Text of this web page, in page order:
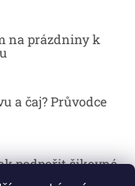
na prázdniny k
a čaj? Průvodce
podpořit šikovné